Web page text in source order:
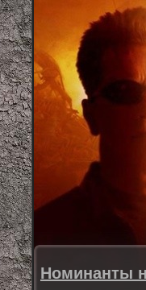
Номинанты